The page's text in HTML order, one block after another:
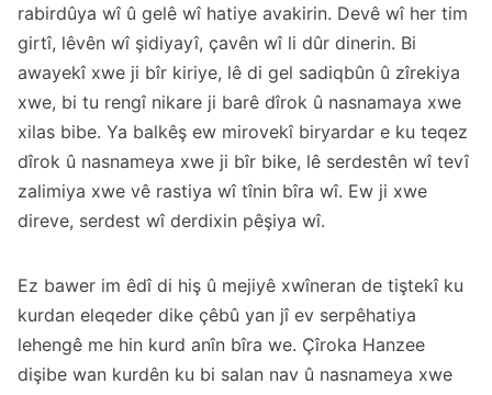
rabirdûya wî û gelê wî hatiye avakirin. Devê wî her tim
girtî, lêvên wî şidiyayî, çavên wî li dûr dinerin. Bi
awayekî xwe ji bîr kiriye, lê di gel sadiqbûn û zîrekiya
xwe, bi tu rengî nikare ji barê dîrok û nasnamaya xwe
xilas bibe. Ya balkêş ew mirovekî biryardar e ku teqez
dîrok û nasnameya xwe ji bîr bike, lê serdestên wî tevî
zalimiya xwe vê rastiya wî tînin bîra wî. Ew ji xwe
direve, serdest wî derdixin pêşiya wî.
Ez bawer im êdî di hiş û mejiyê xwîneran de tiştekî ku
kurdan eleqeder dike çêbû yan jî ev serpêhatiya
lehengê me hin kurd anîn bîra we. Çîroka Hanzee
dişibe wan kurdên ku bi salan nav û nasnameya xwe